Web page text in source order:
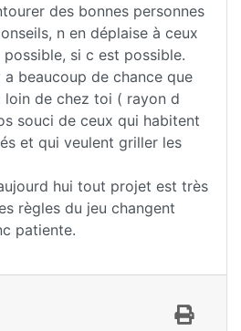
des bonnes personnes
n en déplaise à ceux
si c est possible.
beaucoup de chance que
de chez toi ( rayon d
souci de ceux qui habitent
et qui veulent griller les
hui tout projet est très
règles du jeu changent
patiente.